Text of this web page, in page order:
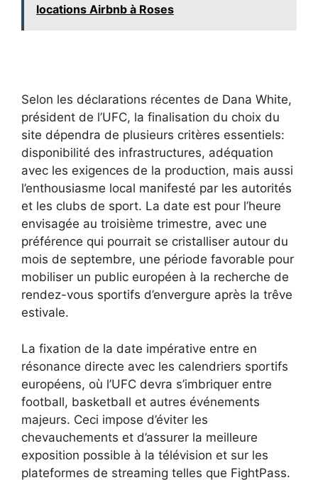
locations Airbnb à Roses
Selon les déclarations récentes de Dana White,
président de l’UFC, la finalisation du choix du
site dépendra de plusieurs critères essentiels:
disponibilité des infrastructures, adéquation
avec les exigences de la production, mais aussi
l’enthousiasme local manifesté par les autorités
et les clubs de sport. La date est pour l’heure
envisagée au troisième trimestre, avec une
préférence qui pourrait se cristalliser autour du
mois de septembre, une période favorable pour
mobiliser un public européen à la recherche de
rendez-vous sportifs d’envergure après la trêve
estivale.
La fixation de la date impérative entre en
résonance directe avec les calendriers sportifs
européens, où l’UFC devra s’imbriquer entre
football, basketball et autres événements
majeurs. Ceci impose d’éviter les
chevauchements et d’assurer la meilleure
exposition possible à la télévision et sur les
plateformes de streaming telles que FightPass.